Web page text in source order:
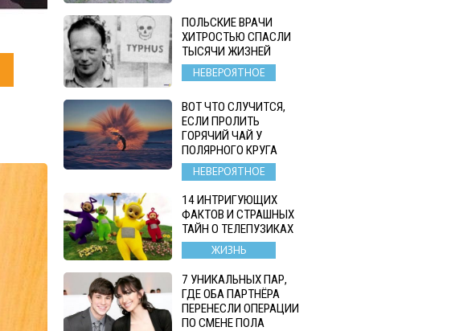
ПОЛЬСКИЕ ВРАЧИ
ХИТРОСТЬЮ СПАСЛИ
ТЫСЯЧИ ЖИЗНЕЙ
НЕВЕРОЯТНОЕ
ВОТ ЧТО СЛУЧИТСЯ,
ЕСЛИ ПРОЛИТЬ
ГОРЯЧИЙ ЧАЙ У
ПОЛЯРНОГО КРУГА
НЕВЕРОЯТНОЕ
14 ИНТРИГУЮЩИХ
ФАКТОВ И СТРАШНЫХ
ТАЙН О ТЕЛЕПУЗИКАХ
ЖИЗНЬ
7 УНИКАЛЬНЫХ ПАР,
ГДЕ ОБА ПАРТНЁРА
ПЕРЕНЕСЛИ ОПЕРАЦИИ
ПО СМЕНЕ ПОЛА